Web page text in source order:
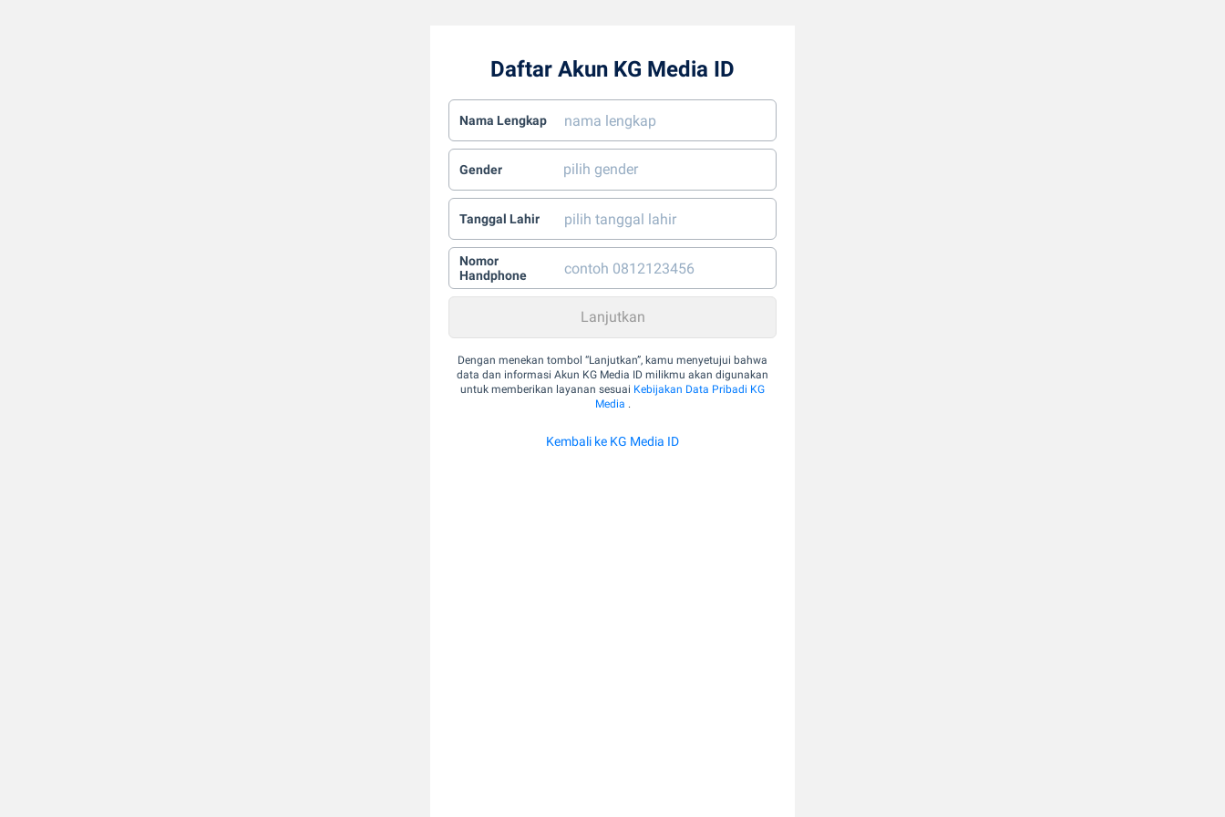
Daftar Akun KG Media ID
Nama Lengkap
Gender
Tanggal Lahir
Nomor
Handphone
Dengan menekan tombol “Lanjutkan”, kamu menyetujui bahwa
data dan informasi Akun KG Media ID milikmu akan digunakan
untuk memberikan layanan sesuai Kebijakan Data Pribadi KG
Media .
Kembali ke KG Media ID